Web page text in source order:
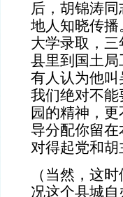
后，胡锦涛
地人知晓传
大学录取，
县里到国土
有人认为他
我们绝对不
园的精神，
导分配你留
对得起党和胡
（当然，这
况这个县城自